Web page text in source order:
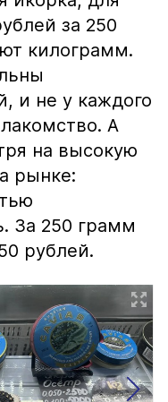
за 250
килограмм.
и не у каждого
А
на высокую
рынке:
За 250 грамм
рублей.